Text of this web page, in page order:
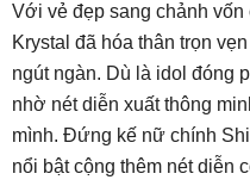
Với vẻ đẹp sang chảnh
Krystal đã hóa thân trọn
ngút ngàn. Dù là idol đóng
nhờ nét diễn xuất thông
mình. Đứng kế nữ chính
nổi bật cộng thêm nét diễn